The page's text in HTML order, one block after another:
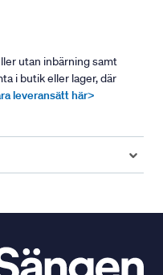
utan inbärning samt
i butik eller lager, där
leveransätt här>